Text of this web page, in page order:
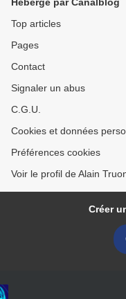
Top articles
Pages
Contact
Signaler un abus
C.G.U.
Cookies et données
Préférences cookies
Voir le profil de Alain
Créer